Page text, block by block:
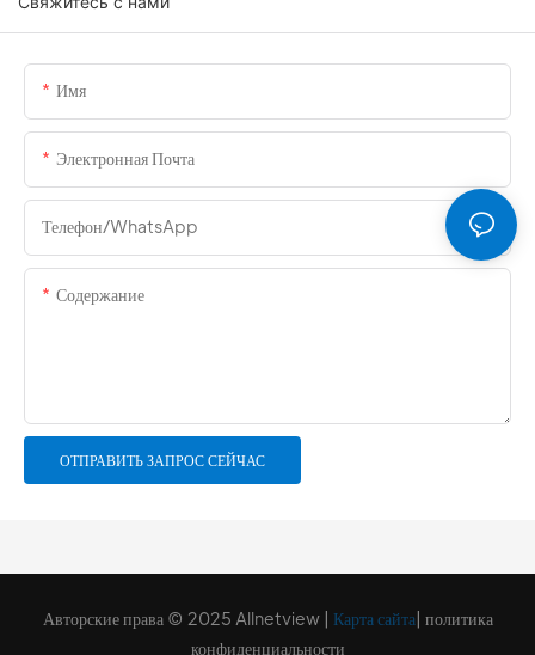
Имя
Электронная Почта
Телефон/WhatsApp
Содержание
ОТПРАВИТЬ ЗАПРОС СЕЙЧАС
Авторские права © 2025 Allnetview | Карта сайта| политика
конфиденциальности